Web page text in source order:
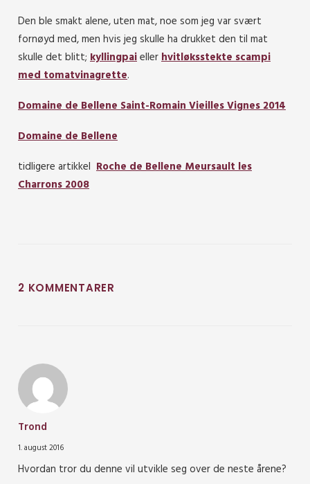
Den ble smakt alene, uten mat, noe som jeg var svært
fornøyd med, men hvis jeg skulle ha drukket den til mat
skulle det blitt; kyllingpaiellerhvitløksstekte scampi
med tomatvinagrette.
Domaine de Bellene Saint-Romain Vieilles Vignes 2014
Domaine de Bellene
tidligere artikkel Roche de Bellene Meursault les
Charrons 2008
2 KOMMENTARER
Trond
1. august 2016
Hvordan tror du denne vil utvikle seg over de neste årene?